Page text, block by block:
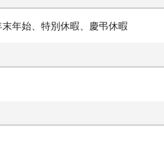
年始、特別休暇、慶弔休暇